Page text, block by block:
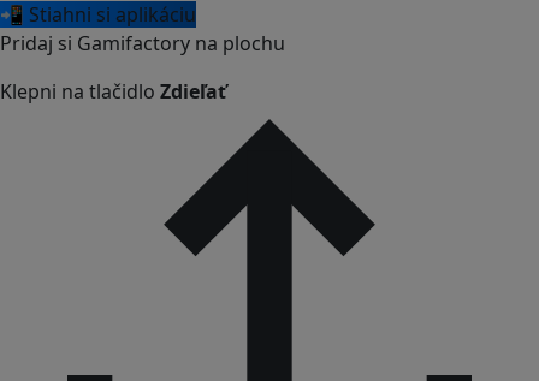
📲 Stiahni si aplikáciu
Pridaj si Gamifactory na plochu
Klepni na tlačidlo Zdieľať